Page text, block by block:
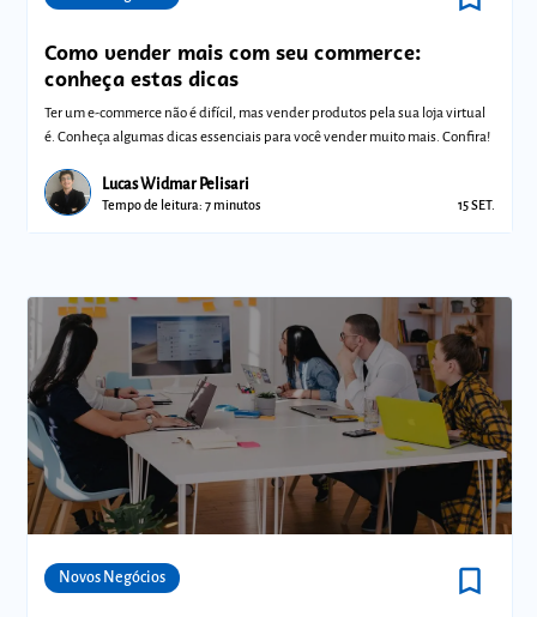
Como vender mais com seu commerce:
conheça estas dicas
Ter um e-commerce não é difícil, mas vender produtos pela sua loja virtual
é. Conheça algumas dicas essenciais para você vender muito mais. Confira!
Lucas Widmar Pelisari
Tempo de leitura: 7 minutos 15 SET.
Novos Negócios bookmark_border